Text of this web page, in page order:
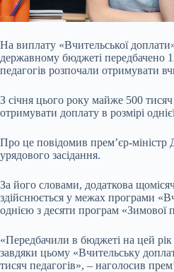
На виплату «Вчительської
державному бюджеті передбачено
педагогів розпочали отримувати
З січня цього року майже 500
отримувати доплату в розмірі
Про це повідомив прем’єр-
урядового засідання.
За його словами, додаткова
здійснюється у межах програми
однією з десяти програм «Зимової
«Передбачили в бюджеті на цей рік
завдяки цьому «Вчительську
тисяч педагогів», – наголосив